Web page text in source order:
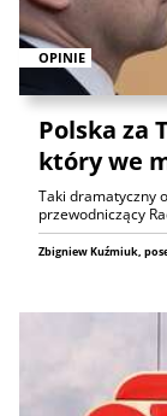
OPINIE
Polska za
który we
Taki dramatyczny
przewodniczący
Zbigniew Kuźmiuk,